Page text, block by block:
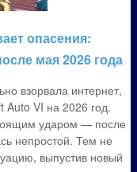
опасения:
мая 2026 года
взорвала интернет,
VI на 2026 год.
ударом — после
непростой. Тем не
выпустив новый